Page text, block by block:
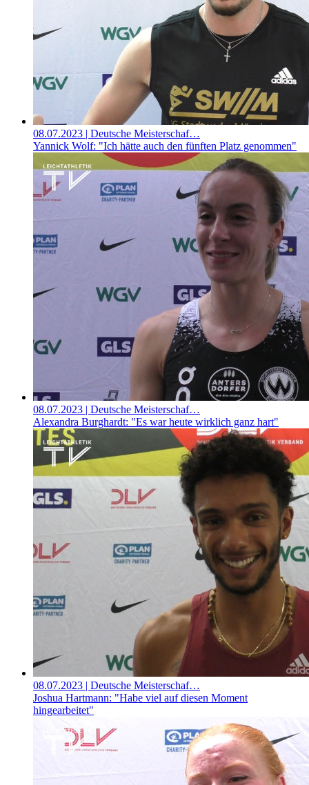
08.07.2023 | Deutsche Meisterschaf…
Yannick Wolf: "Ich hätte auch den fünften Platz genommen"
08.07.2023 | Deutsche Meisterschaf…
Alexandra Burghardt: "Es war heute wirklich ganz hart"
08.07.2023 | Deutsche Meisterschaf…
Joshua Hartmann: "Habe viel auf diesen Moment
hingearbeitet"